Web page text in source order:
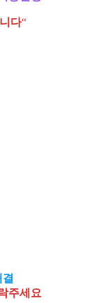
다“
주세요